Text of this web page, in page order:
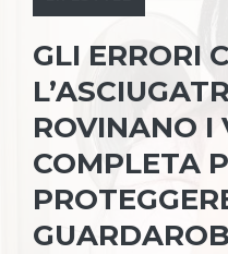
GLI ERRORI
ROVINANO I
COMPLETA